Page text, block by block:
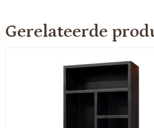
Gerelateerde